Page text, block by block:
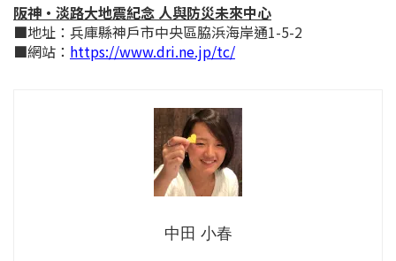
阪神・淡路大地震紀念 人與防災未來中心
■地址：兵庫縣神戶市中央區脇浜海岸通1-5-2
■網站： https://www.dri.ne.jp/tc/
中田 小春